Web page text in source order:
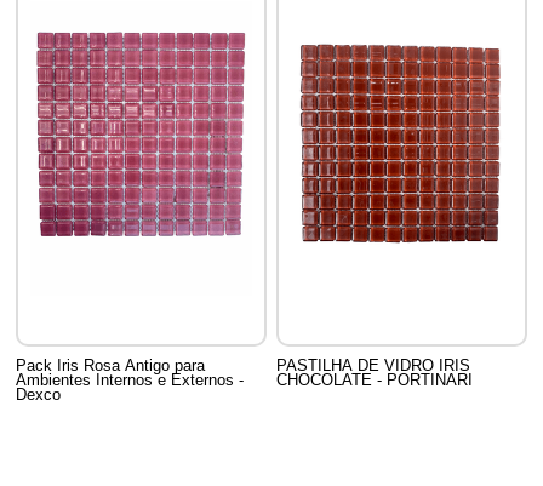
Pack Iris Rosa Antigo para
Ambientes Internos e Externos -
Dexco
PASTILHA DE VIDRO IRIS
CHOCOLATE - PORTINARI